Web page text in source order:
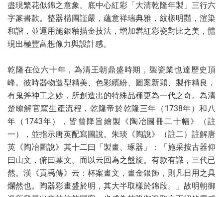
盡現繁花似錦之意象。底中心紅彩「大清乾隆年製」三行六
字篆書款。整器構圖謹嚴，蘊意祥瑞典雅，紋樣明豔，渲染
和諧，並運用施銀釉描金技法，增加礬紅彩瓷對比之美，體
現出極豐富想像力與設計感。
乾隆在位六十年，為清王朝鼎盛時期，製瓷業也達歷史頂
峰。彼時器物造型精美、色彩繽紛、圖案新穎、製作精良，
有鬼斧神工之妙，所創造出的特殊品種更為一代之奇。為清
楚瞭解官窯生產流程，乾隆帝於乾隆三年（1738年）和八
年（1743年），皆曾降旨繪製《陶冶圖冊二十幅》（註
一），並指示唐英配寫圖說。朱琰《陶說》（註二）註解唐
英《陶冶圖說》其十二曰「製畫、琢器」：「施采按古器仰
曰山文，俯曰葉文。而以云回為之盤旋。有款有識，三代已
然。漢《貢禹傳》云：杯案畫文，畫金銀飾，則凡日用之具
爛然也。陶器彩畫盛於明，其大半取樣於錦段。」故明朝御